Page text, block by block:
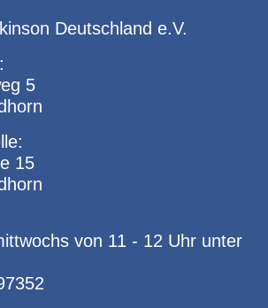
Deutschland e.V.
5
15
von 11 - 12 Uhr unter